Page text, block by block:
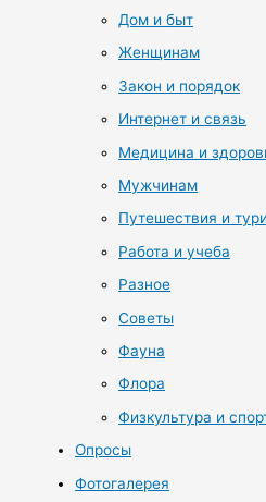
Дом и быт
Женщинам
Закон и порядок
Интернет и связь
Медицина и
Мужчинам
Путешествия и
Работа и учеба
Разное
Советы
Фауна
Флора
Физкультура и
Опросы
Фотогалерея